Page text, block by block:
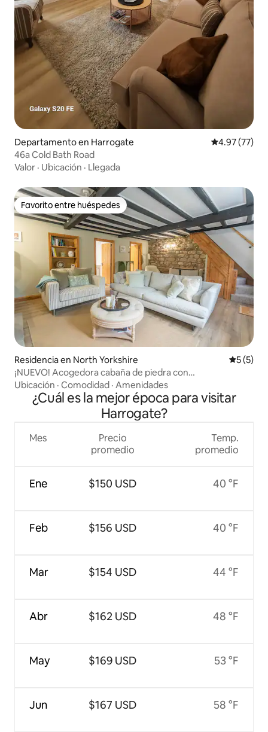
Departamento en Harrogate Calificación
4.97 (77)
46a Cold Bath Road
Valor · Ubicación · Llegada
Favorito entre huéspedes
Favorito entre huéspedes
Residencia en North Yorkshire
5 (5)
¡NUEVO! Acogedora cabaña de piedra con
estacionamiento gratuito y wifi
Ubicación · Comodidad · Amenidades
¿Cuál es la mejor época para visitar
Harrogate?
Mes
Ene
Feb
Mar
Abr
May
Jun
Precio
promedio
$150 USD
$156 USD
$154 USD
$162 USD
$169 USD
$167 USD
Temp.
promedio
40 °F
40 °F
44 °F
48 °F
53 °F
58 °F